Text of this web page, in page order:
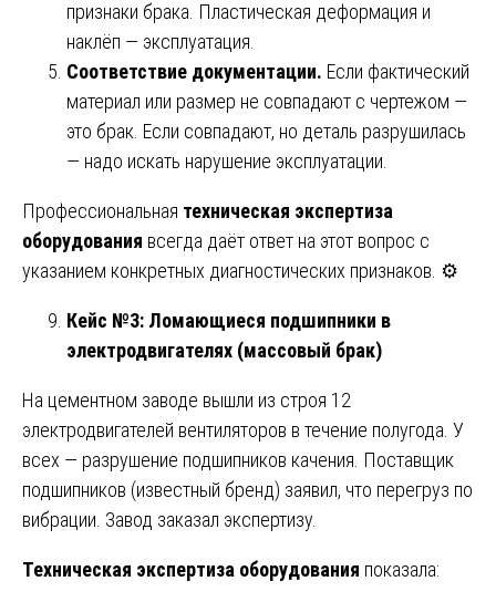
признаки брака. Пластическая деформация и
наклёп — эксплуатация.
Соответствие документации. Если фактический
материал или размер не совпадают с чертежом —
это брак. Если совпадают, но деталь разрушилась
— надо искать нарушение эксплуатации.
Профессиональная техническая экспертиза
оборудования всегда даёт ответ на этот вопрос с
указанием конкретных диагностических признаков. ⚙️
Кейс №3: Ломающиеся подшипники в
электродвигателях (массовый брак)
На цементном заводе вышли из строя 12
электродвигателей вентиляторов в течение полугода. У
всех — разрушение подшипников качения. Поставщик
подшипников (известный бренд) заявил, что перегруз по
вибрации. Завод заказал экспертизу.
Техническая экспертиза оборудования показала: